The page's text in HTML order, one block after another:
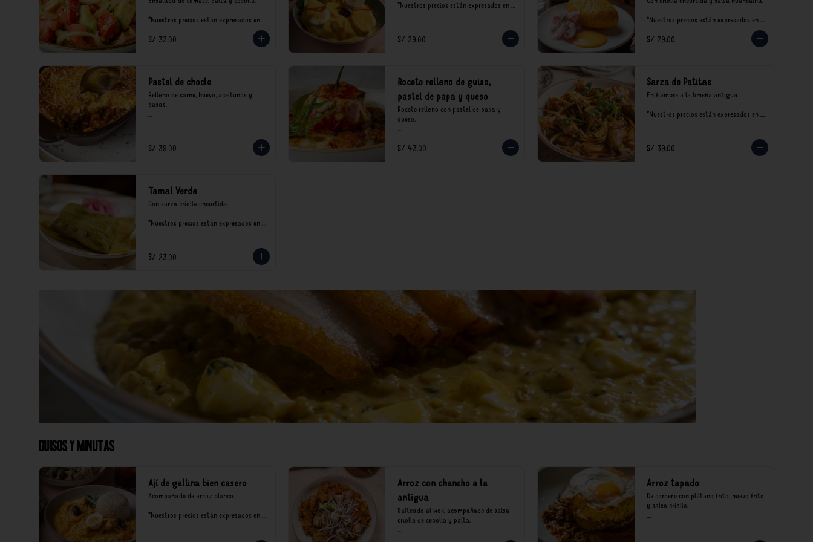
*Nuestros precios están expresados en
recargo al consumo.
S/ 32.00
*Nuestros precios están expresados en
S/ 29.00
*Nuestros precios están expresados en
recargo al consumo.
S/ 29.00
Pastel de choclo
Relleno de carne, huevo, aceitunas y
pasas.
recargo al consumo.
S/ 39.00
Rocoto relleno de guiso,
pastel de papa y queso
Rocoto relleno con pastel de papa y
queso.
*Nuestros precios están expresados en
soles e incluyen impuestos de ley y
S/ 43.00
Sarza de Patitas
En fiambre a la limeña antigua.
*Nuestros precios están expresados en
S/ 39.00
Tamal Verde
Con sarza criolla encurtida.
*Nuestros precios están expresados en
S/ 23.00
Guisos y Minutas
Ají de gallina bien casero
Acompañado de arroz blanco.
*Nuestros precios están expresados en
Arroz con chancho a la
antigua
Salteado al wok, acompañado de salsa
criolla de cebolla y palta.
*Nuestros precios están expresados en
Arroz tapado
De cordero con plátano frito, huevo frito
y salsa criolla.